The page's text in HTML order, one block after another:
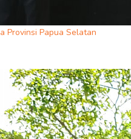
Provinsi Papua Selatan